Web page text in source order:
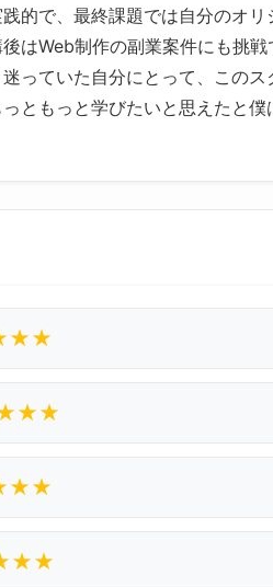
的で、最終課題では自分のオリ
はWeb制作の副業案件にも挑戦
っていた自分にとって、このス
ともっと学びたいと思えたと僕
★★
★★
★★
★★